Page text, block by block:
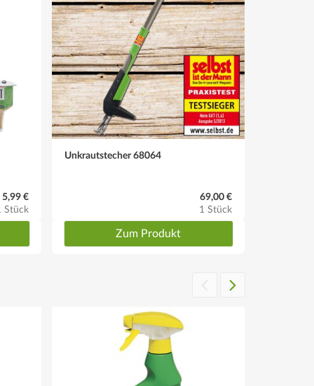
5,99 €
Stück
Unkrautstecher 68064
69,00 €
1 Stück
Zum Produkt